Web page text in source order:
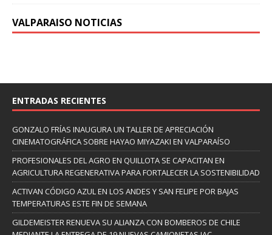
VALPARAISO NOTICIAS
ENTRADAS RECIENTES
GONZALO FRÍAS INAUGURA UN TALLER DE APRECIACIÓN
CINEMATOGRÁFICA SOBRE HAYAO MIYAZAKI EN VALPARAÍSO
PROFESIONALES DEL AGRO EN QUILLOTA SE CAPACITAN EN
AGRICULTURA REGENERATIVA PARA FORTALECER LA SOSTENIBILIDAD
ACTIVAN CÓDIGO AZUL EN LOS ANDES Y SAN FELIPE POR BAJAS
TEMPERATURAS ESTE FIN DE SEMANA
GILDEMEISTER RENUEVA SU ALIANZA CON BOMBEROS DE CHILE